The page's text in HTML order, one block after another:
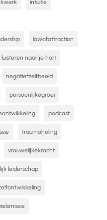
intuitie
lawofattraction
luisteren naar je hart
negatiefzelfbeeld
persoonlijkegroei
podcast
traumaheling
vrouwelijkekracht
leiderschap